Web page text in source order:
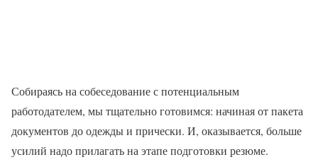
Собираясь на собеседование с потенциальным
работодателем, мы тщательно готовимся: начиная от пакета
документов до одежды и прически. И, оказывается, больше
усилий надо прилагать на этапе подготовки резюме.